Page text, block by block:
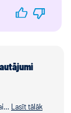
Lasīt tālāk